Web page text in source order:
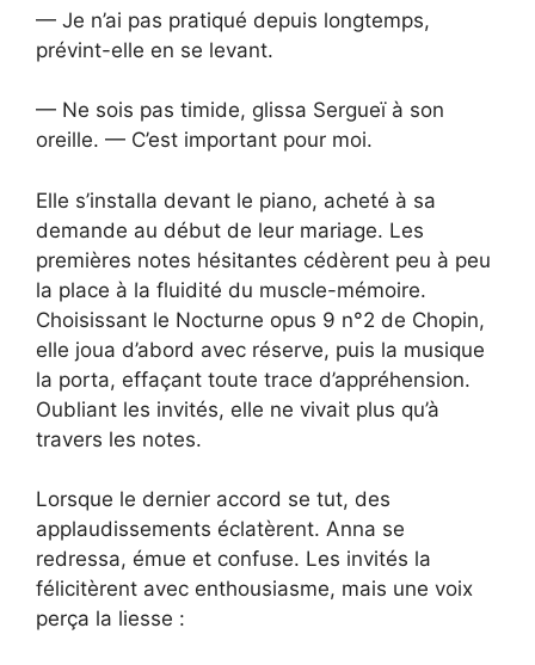
— Je n’ai pas pratiqué depuis longtemps,
prévint-elle en se levant.
— Ne sois pas timide, glissa Sergueï à son
oreille. — C’est important pour moi.
Elle s’installa devant le piano, acheté à sa
demande au début de leur mariage. Les
premières notes hésitantes cédèrent peu à peu
la place à la fluidité du muscle-mémoire.
Choisissant le Nocturne opus 9 n°2 de Chopin,
elle joua d’abord avec réserve, puis la musique
la porta, effaçant toute trace d’appréhension.
Oubliant les invités, elle ne vivait plus qu’à
travers les notes.
Lorsque le dernier accord se tut, des
applaudissements éclatèrent. Anna se
redressa, émue et confuse. Les invités la
félicitèrent avec enthousiasme, mais une voix
perça la liesse :